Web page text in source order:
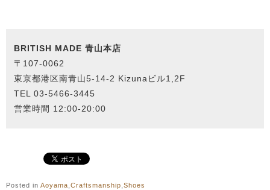
BRITISH MADE 青山本店
〒107-0062
東京都港区南⻘山5-14-2 Kizunaビル1,2F
TEL 03-5466-3445
営業時間 12:00-20:00
Posted in Aoyama,Craftsmanship,Shoes